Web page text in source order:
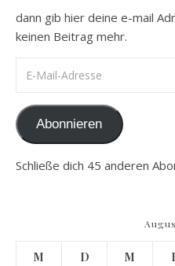
dann gib hier deine e-mail
keinen Beitrag mehr.
Abonnieren
Schließe dich 45 anderen
M D M